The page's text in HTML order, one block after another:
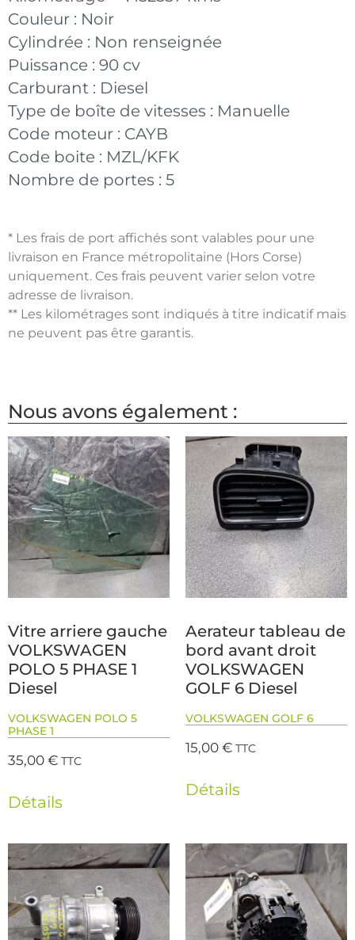
Couleur : Noir
Cylindrée : Non renseignée
Puissance : 90 cv
Carburant : Diesel
Type de boîte de vitesses : Manuelle
Code moteur : CAYB
Code boite : MZL/KFK
Nombre de portes : 5
* Les frais de port affichés sont valables pour une
livraison en France métropolitaine (Hors Corse)
uniquement. Ces frais peuvent varier selon votre
adresse de livraison.
** Les kilométrages sont indiqués à titre indicatif mais
ne peuvent pas être garantis.
Nous avons également :
Vitre arriere gauche
VOLKSWAGEN
POLO 5 PHASE 1
Diesel
VOLKSWAGEN POLO 5
PHASE 1
35,00€ TTC
Détails
Aerateur tableau de
bord avant droit
VOLKSWAGEN
GOLF 6 Diesel
VOLKSWAGEN GOLF 6
15,00€ TTC
Détails